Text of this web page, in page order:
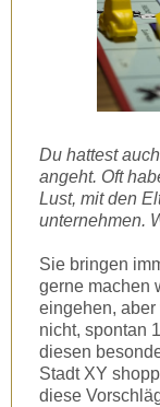
Du hattest
angeht. Oft
Lust, mit den
unternehmen.
Sie bringen
gerne machen
eingehen, aber
nicht, spontan
diesen
Stadt XY
diese